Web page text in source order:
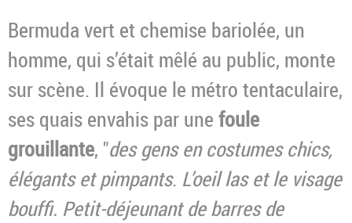
Bermuda vert et chemise bariolée, un
homme, qui s’était mêlé au public, monte
sur scène. Il évoque le métro tentaculaire,
ses quais envahis par une foule
grouillante, "des gens en costumes chics,
élégants et pimpants. L’oeil las et le visage
bouffi. Petit-déjeunant de barres de